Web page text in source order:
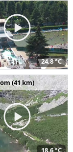
24,8 °C
(41 km)
18,6 °C